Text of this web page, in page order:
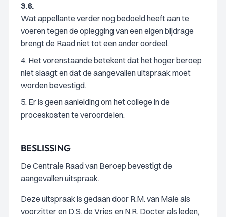
3.6.
Wat appellante verder nog bedoeld heeft aan te
voeren tegen de oplegging van een eigen bijdrage
brengt de Raad niet tot een ander oordeel.
4. Het vorenstaande betekent dat het hoger beroep
niet slaagt en dat de aangevallen uitspraak moet
worden bevestigd.
5. Er is geen aanleiding om het college in de
proceskosten te veroordelen.
BESLISSING
De Centrale Raad van Beroep bevestigt de
aangevallen uitspraak.
Deze uitspraak is gedaan door R.M. van Male als
voorzitter en D.S. de Vries en N.R. Docter als leden,